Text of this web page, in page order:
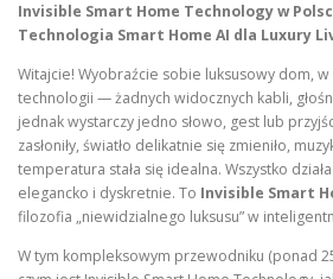
Invisible Smart Home Technology w
Technologia Smart Home AI dla Luxury
Witajcie! Wyobraźcie sobie luksusowy dom,
technologii — żadnych widocznych kabli,
jednak wystarczy jedno słowo, gest lub
zasłoniły, światło delikatnie się zmieniło,
temperatura stała się idealna. Wszystko
elegancko i dyskretnie. To Invisible Smart
filozofia „niewidzialnego luksusu” w
W tym kompleksowym przewodniku (ponad